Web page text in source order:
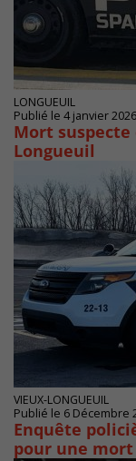
LONGUEUIL
Publié le 4 janvier
Mort suspecte
Longueuil
VIEUX-LONGUEUIL
Publié le 6 Décembre
Enquête
pour une mort